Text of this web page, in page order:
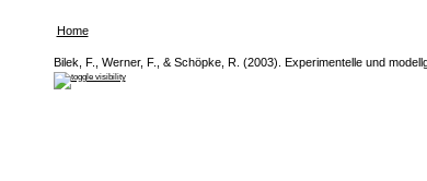
Home
Bilek, F., Werner, F., & Schöpke, R. (2003). Experimentelle und